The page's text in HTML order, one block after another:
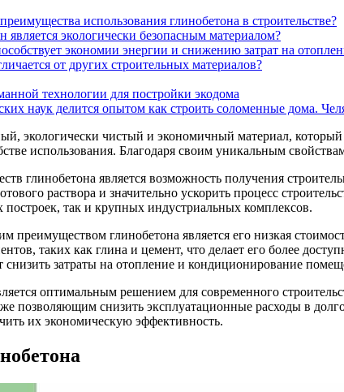
использования глинобетона в строительстве?
является экологически безопасным материалом?
экономии энергии и снижению затрат на
от других строительных материалов?
технологии для постройки экодома
наук делится опытом как строить соломенные дома.
экологически чистый и экономичный материал,
использования. Благодаря своим уникальным
глинобетона является возможность получения
раствора и значительно ускорить процесс
построек, так и крупных индустриальных комплексов.
преимуществом глинобетона является его низкая
таких как глина и цемент, что делает его более
снизить затраты на отопление и кондиционирование
оптимальным решением для современного
позволяющим снизить эксплуатационные расходы в
их экономическую эффективность.